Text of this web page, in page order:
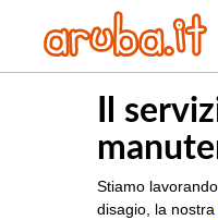
Il
Stiamo
disagio, la nostra